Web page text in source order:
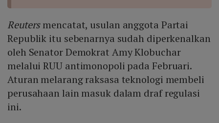
Reutersmencatat, usulan anggota Partai
Republik itu sebenarnya sudah diperkenalkan
oleh Senator Demokrat Amy Klobuchar
melalui RUU antimonopoli pada Februari.
Aturan melarang raksasa teknologi membeli
perusahaan lain masuk dalam draf regulasi
ini.